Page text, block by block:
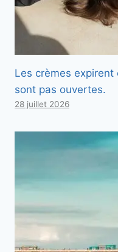
Les crèmes
sont pas ouvertes.
28 juillet 2026